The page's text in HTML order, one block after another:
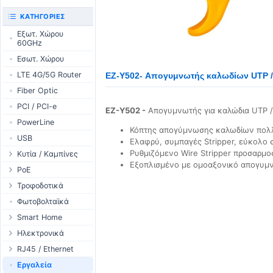
EZ-Y502- Απογυμνωτής καλωδίων UTP
EZ-Y502 - Απογυμνωτής για καλώδια UTP
Κόπτης απογύμνωσης καλωδίων
Ελαφρύ, συμπαγές Stripper, εύκολο
Ρυθμιζόμενο Wire Stripper
Εξοπλισμένο με ομοαξονικό
UniFi CloudKeys &
UniFi Switching
Security
UniFi Camera
Accessories
PoE & Power
U Fiber
Rack Mount
RouterBOARD
Διεπαφές
Εξαρτήματα
Κεραίες
SFP / QSFP
ΚΑΤΗΓΟΡΊΕΣ
Εξωτ. Χώρου
60GHz
Εσωτ. Χώρου
LTE 4G/5G Router
Fiber Optic
PCI / PCI-e
PowerLine
USB
Κυτία / Καμπίνες
Outdoor Cases
Indoor Cases
Indoor - Racks
Patch Panels
Accessories
PoE
Desktop Adapter
Wallplug Adapter
DC to DC Adapter
Passive Injector
802.3af/at Injector
Passive Splitter
Τροφοδοτικά
WallPlug
Desktop
Outdoor
Ράγας
PCB Power Supply
Φωτοβολταϊκά
Smart Home
Tuya - WiFi
TUYA - Bluetooth
Zigbee
Ηλεκτρονικά
Ρελέ
Οθόνες
RJ45 / Ethernet
Στροφία Etehernet
Εργαλεία